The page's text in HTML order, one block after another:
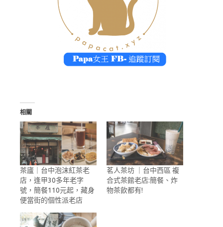
相關
茶廬｜台中泡沫紅茶老
店，逢甲30多年老字
號，簡餐110元起，藏身
便當街的個性派老店
茗人茶坊 ｜台中西區 複
合式茶館老店:簡餐、炸
物茶飲都有!